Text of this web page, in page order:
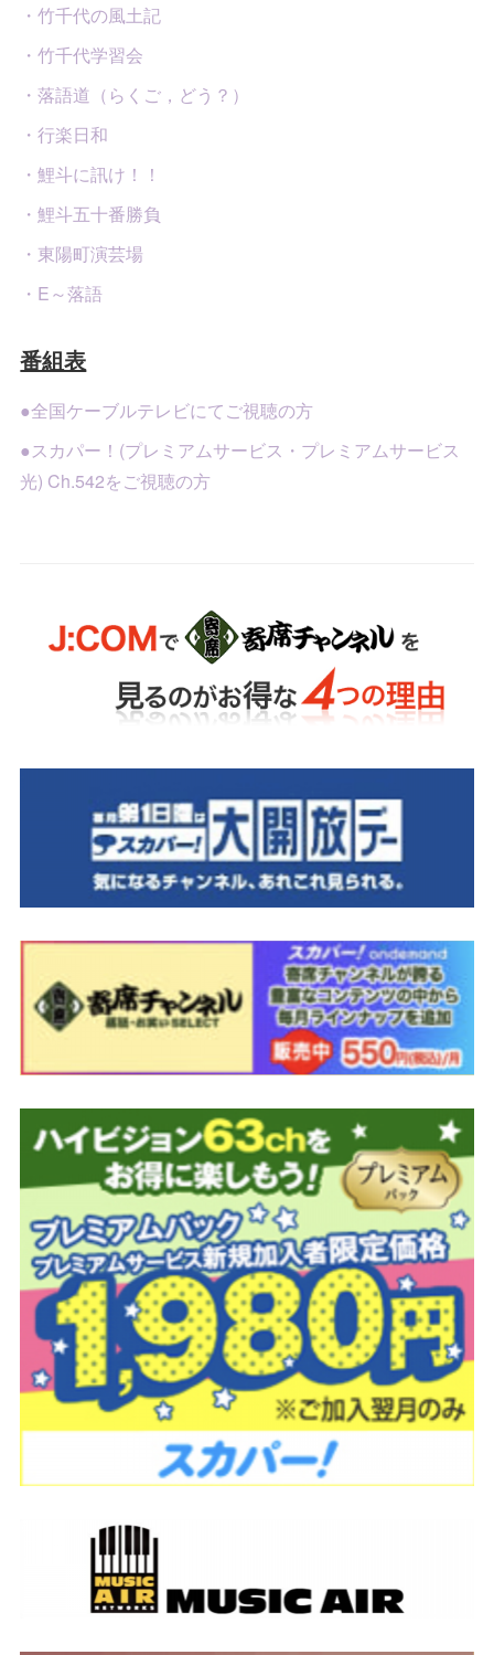
・竹千代の風土記
・竹千代学習会
・落語道（らくご，どう？）
・行楽日和
・鯉斗に訊け！！
・鯉斗五十番勝負
・東陽町演芸場
・E～落語
番組表
●全国ケーブルテレビにてご視聴の方
●スカパー！(プレミアムサービス・プレミアムサービス
光) Ch.542をご視聴の方